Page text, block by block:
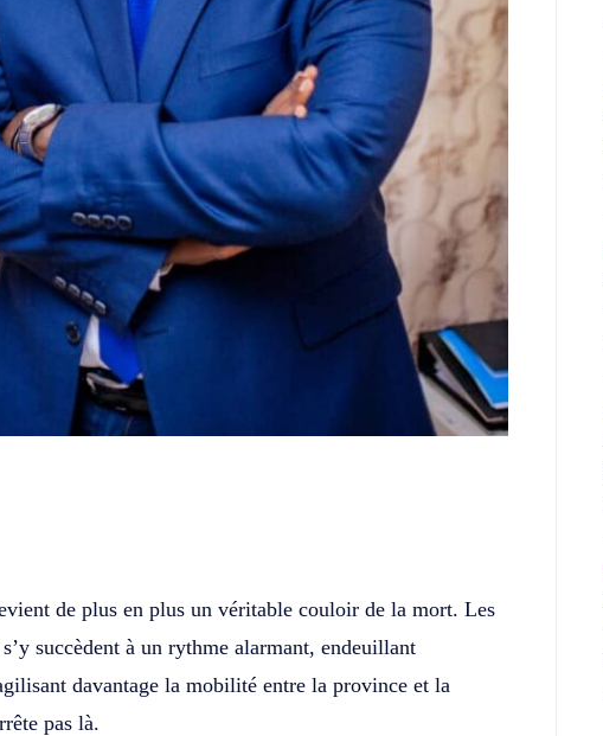
de plus en plus un véritable couloir de la mort. Les
succèdent à un rythme alarmant, endeuillant
davantage la mobilité entre la province et la
pas là.